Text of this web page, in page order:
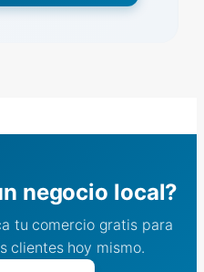
negocio local?
tu comercio gratis para
clientes hoy mismo.